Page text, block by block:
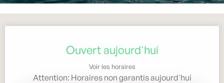
Ouvert aujourd'hui
Voir les horaires
Attention: Horaires non garantis aujourd'hui